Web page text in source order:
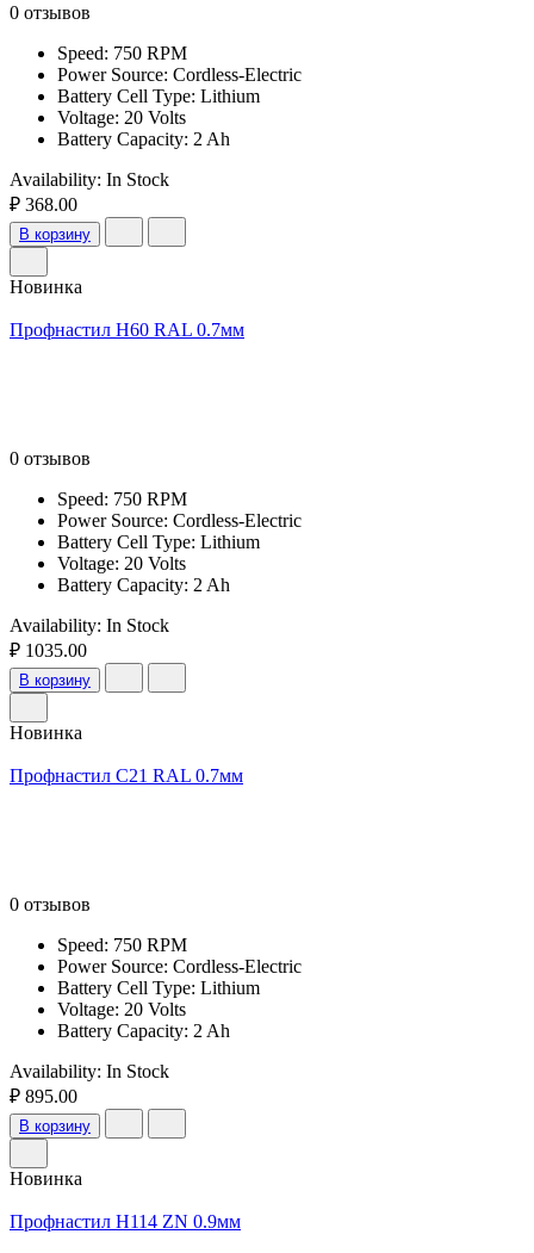
0 отзывов
Speed: 750 RPM
Power Source: Cordless-Electric
Battery Cell Type: Lithium
Voltage: 20 Volts
Battery Capacity: 2 Ah
Availability: In Stock
₽ 368.00
В корзину
Новинка
Профнастил Н60 RAL 0.7мм
0 отзывов
Speed: 750 RPM
Power Source: Cordless-Electric
Battery Cell Type: Lithium
Voltage: 20 Volts
Battery Capacity: 2 Ah
Availability: In Stock
₽ 1035.00
В корзину
Новинка
Профнастил С21 RAL 0.7мм
0 отзывов
Speed: 750 RPM
Power Source: Cordless-Electric
Battery Cell Type: Lithium
Voltage: 20 Volts
Battery Capacity: 2 Ah
Availability: In Stock
₽ 895.00
В корзину
Новинка
Профнастил Н114 ZN 0.9мм